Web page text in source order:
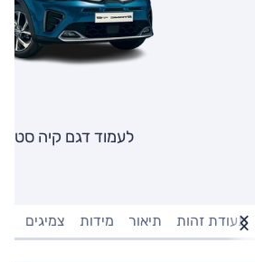
לעמוד דגם קיה סטוניק
תעודת זהות תיאור מידות צמיגים